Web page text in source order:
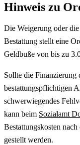
Hinweis zu
Die Weigerung oder
Bestattung stellt eine
Geldbuße von bis zu
Sollte die Finanzierung
bestattungspflichtigen
schwerwiegendes
kann beim Sozialamt
Bestattungskosten
gestellt werden.